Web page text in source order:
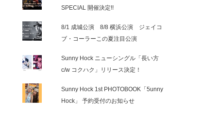
SPECIAL 開催決定!!
8/1 成城公演 8/8 横浜公演 ジェイコ
ブ・コーラーこの夏注目公演
Sunny Hock ニューシングル「長い方
c/w コクハク」リリース決定！
Sunny Hock 1st PHOTOBOOK「5unny
Hock」 予約受付のお知らせ